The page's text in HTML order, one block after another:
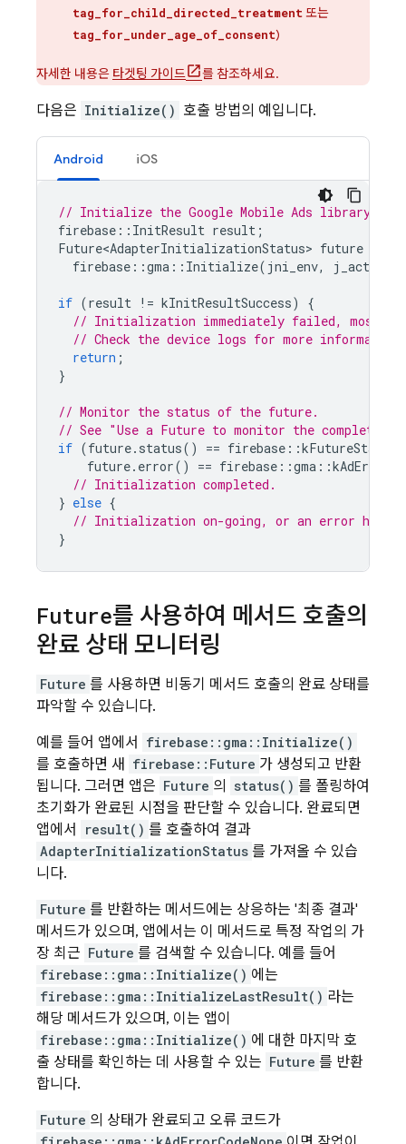
tag_for_child_directed_treatment 또는
tag_for_under_age_of_consent)
자세한 내용은 타겟팅 가이드 를 참조하세요.
다음은 Initialize() 호출 방법의 예입니다.
Android iOS
// Initialize the Google Mobile Ads library
firebase :: InitResult result ;
Future<AdapterInitializationStatus> future
firebase ::gma :: Initialize( jni_env, j_activity
if (result != kInitResultSuccess)
{
// Initialization immediately failed, most
// Check the device logs for more
return ;
}
// Monitor the status of the future.
// See "Use a Future to monitor the
if (future. status() == firebase ::
future. error() == firebase ::gma ::
// Initialization completed.
} else {
// Initialization on-going, or an error has
}
Future를 사용하여 메서드 호출의
완료 상태 모니터링
Future 를 사용하면 비동기 메서드 호출의 완료 상태를
파악할 수 있습니다.
예를 들어 앱에서
firebase::gma::Initialize()
를 호출하면 새 firebase::Future 가 생성되고 반환
됩니다. 그러면 앱은 Future 의 status() 를 폴링하여
초기화가 완료된 시점을 판단할 수 있습니다. 완료되면
앱에서
result() 를 호출하여 결과
AdapterInitializationStatus 를 가져올 수 있습
니다.
Future 를 반환하는 메서드에는 상응하는 '최종 결과'
메서드가 있으며, 앱에서는 이 메서드로 특정 작업의 가
장 최근 Future 를 검색할 수 있습니다. 예를 들어
firebase::gma::Initialize() 에는
firebase::gma::InitializeLastResult() 라는
해당 메서드가 있으며, 이는 앱이
firebase::gma::Initialize() 에 대한 마지막 호
출 상태를 확인하는 데 사용할 수 있는 Future 를 반환
합니다.
Future 의 상태가 완료되고 오류 코드가